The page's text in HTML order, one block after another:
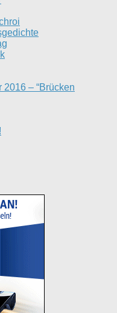
2016 – “Brücken